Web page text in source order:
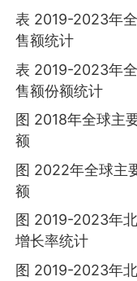
表 2019-2023年
售额统计
表 2019-2023年
售额份额统计
图 2018年全球主
额
图 2022年全球主
额
图 2019-2023年
增长率统计
图 2019-2023年